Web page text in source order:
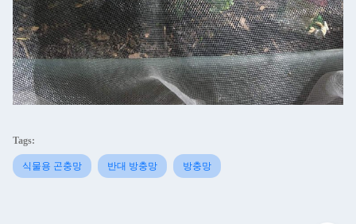
Tags:
식물용 곤충망 반대 방충망 방충망